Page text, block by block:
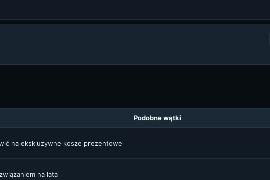
Podobne wątki
na ekskluzywne kosze prezentowe
na lata